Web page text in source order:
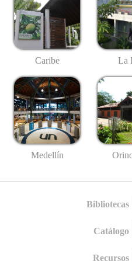
Caribe La
Medellín
Bibliotecas
Catálogo
Recursos